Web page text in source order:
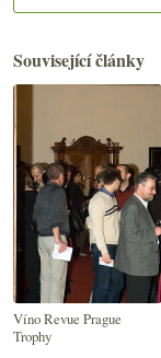
Související články
Víno Revue Prague
Trophy